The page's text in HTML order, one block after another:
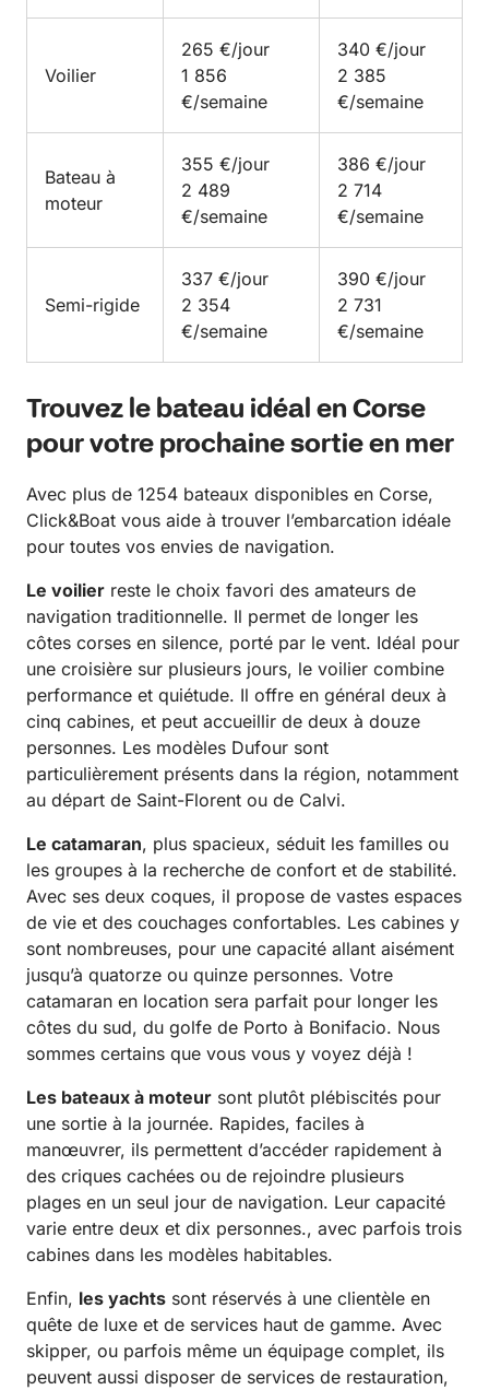
Voilier
265 €/jour
1 856
€/semaine
340 €/jour
2 385
€/semaine
Bateau à
moteur
355 €/jour
2 489
€/semaine
386 €/jour
2 714
€/semaine
Semi-rigide
337 €/jour
2 354
€/semaine
390 €/jour
2 731
€/semaine
Trouvez le bateau idéal en Corse
pour votre prochaine sortie en mer
Avec plus de 1254 bateaux disponibles en Corse,
Click&Boat vous aide à trouver l’embarcation idéale
pour toutes vos envies de navigation.
Le voilier reste le choix favori des amateurs de
navigation traditionnelle. Il permet de longer les
côtes corses en silence, porté par le vent. Idéal pour
une croisière sur plusieurs jours, le voilier combine
performance et quiétude. Il offre en général deux à
cinq cabines, et peut accueillir de deux à douze
personnes. Les modèles Dufour sont
particulièrement présents dans la région, notamment
au départ de Saint-Florent ou de Calvi.
Le catamaran, plus spacieux, séduit les familles ou
les groupes à la recherche de confort et de stabilité.
Avec ses deux coques, il propose de vastes espaces
de vie et des couchages confortables. Les cabines y
sont nombreuses, pour une capacité allant aisément
jusqu’à quatorze ou quinze personnes. Votre
catamaran en location sera parfait pour longer les
côtes du sud, du golfe de Porto à Bonifacio. Nous
sommes certains que vous vous y voyez déjà !
Les bateaux à moteur sont plutôt plébiscités pour
une sortie à la journée. Rapides, faciles à
manœuvrer, ils permettent d’accéder rapidement à
des criques cachées ou de rejoindre plusieurs
plages en un seul jour de navigation. Leur capacité
varie entre deux et dix personnes., avec parfois trois
cabines dans les modèles habitables.
Enfin, les yachts sont réservés à une clientèle en
quête de luxe et de services haut de gamme. Avec
skipper, ou parfois même un équipage complet, ils
peuvent aussi disposer de services de restauration,